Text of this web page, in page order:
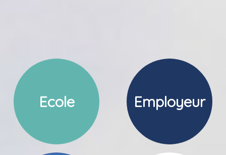
Ecole Employeur